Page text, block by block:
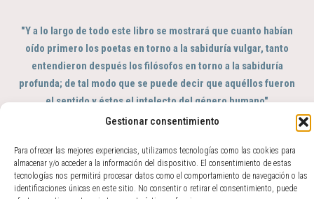
Gestionar consentimiento
Para ofrecer las mejores experiencias, utilizamos tecnologías como las cookies para
almacenar y/o acceder a la información del dispositivo. El consentimiento de estas
tecnologías nos permitirá procesar datos como el comportamiento de navegación o las
identificaciones únicas en este sitio. No consentir o retirar el consentimiento, puede
"Y a lo largo de todo este libro se mostrará que cuanto habían
oído primero los poetas en torno a la sabiduría vulgar, tanto
entendieron después los filósofos en torno a la sabiduría
profunda; de tal modo que se puede decir que aquéllos fueron
el sentido y éstos el intelecto del género humano"
GIAMBATTISTA VICO, Scienza Nuova, 363
info@amparozacares.com
Cookies Privacidad